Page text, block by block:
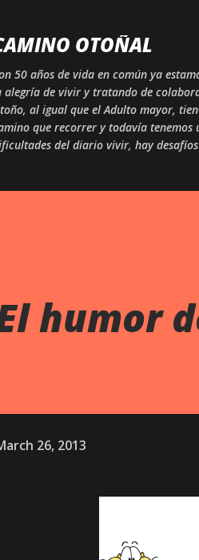
OTOÑAL
50 años de vida en común ya
alegría de vivir y tratando de
al igual que el Adulto mayor,
que recorrer y todavía
del diario vivir, hay
humor
26, 2013